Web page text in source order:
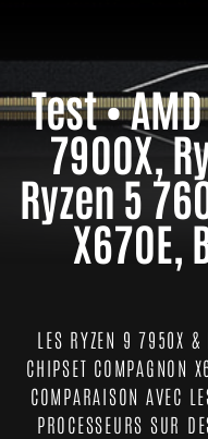
Test •
7900X,
Ryzen 5
X670E,
LES RYZEN 9 7950X
CHIPSET COMPAGNON
COMPARAISON AVEC
PROCESSEURS SUR